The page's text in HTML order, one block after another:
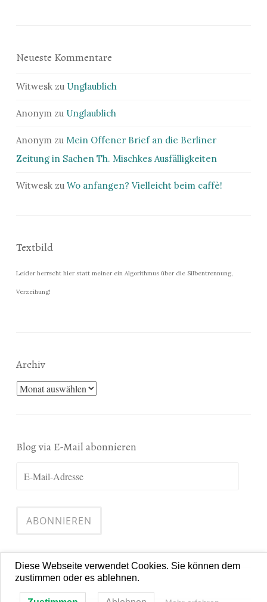
Neueste Kommentare
Witwesk zu Unglaublich
Anonym zu Unglaublich
Anonym zu Mein Offener Brief an die Berliner
Zeitung in Sachen Th. Mischkes Ausfälligkeiten
Witwesk zu Wo anfangen? Vielleicht beim caffè!
Textbild
Leider herrscht hier statt meiner ein Algorithmus über die Silbentrennung,
Verzeihung!
Archiv
Archiv
Blog via E-Mail abonnieren
E-
ABONNIEREN
Diese Webseite verwendet Cookies. Sie können dem
zustimmen oder es ablehnen.